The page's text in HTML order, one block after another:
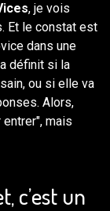
, je vois
Et le constat est
dans une
définit si la
ou si elle va
Alors,
mais
c’est un